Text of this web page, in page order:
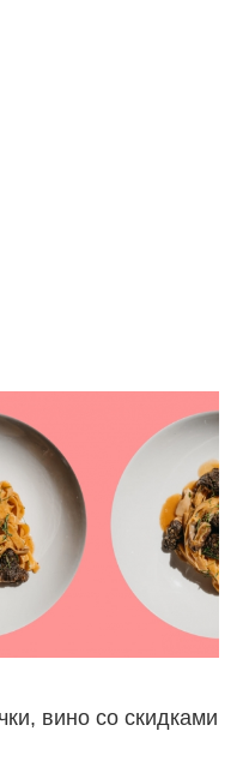
вино со скидками